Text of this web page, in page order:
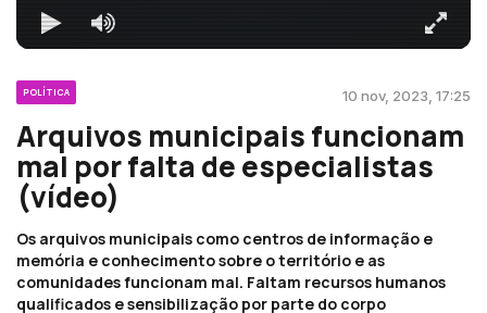
POLÍTICA 10 nov, 2023, 17:25
Arquivos municipais funcionam
mal por falta de especialistas
(vídeo)
Os arquivos municipais como centros de informação e
memória e conhecimento sobre o território e as
comunidades funcionam mal. Faltam recursos humanos
qualificados e sensibilização por parte do corpo